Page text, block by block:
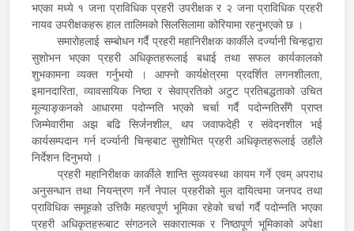
भएका मध्ये १ जना प्राविधिक प्रहरी उपरीक्षक र २ जना प्राविधिक प्रहरी
नायव उपरीक्षकहरू हाल तालिमको सिलसिलामा कोरियामा रहनुभएको छ ।
समारोहलाई सम्बोधन गर्दै प्रहरी महानिरीक्षक कार्कीले दर्ज्यानी चिन्हद्वारा
सुशोभन भएका प्रहरी अधिकृतहरूलाई बधाई तथा सफल कार्यकालको
शुभकामना व्यक्त गर्नुभयो । आफ्नो कार्यक्षेत्रमा प्रदर्शित लगनशीलता,
इमानदारिता, व्यावसायिक निष्ठा र सेवाप्रतिको अटुट प्रतिबद्धताको उचित
मूल्याङ्कनको आधारमा पदोन्नति भएको चर्चा गर्दै पदोन्नतिसँगै प्राप्त
जिम्मेवारीमा अझ बढि सिर्जनशील, थप जवाफदेही र संवेदनशील भई
कार्यसम्पदान गर्न दर्ज्यानी चिन्हबाट सुशोभित प्रहरी अधिकृतहरूलाई उहाँले
निर्देशन दिनुभयो ।
प्रहरी महानिरीक्षक कार्कीले शान्ति सुव्यवस्था कायम गर्ने एवम् अपराध
अनुसन्धान तथा नियन्त्रण गर्ने नेपाल प्रहरीको मुल दायित्वमा जनपद तथा
प्राविधिक समूहको उत्तिकै महत्वपूर्ण भूमिका रहेको चर्चा गर्दै पदोन्नति भएका
प्रहरी अधिकृतहरूबाट संगठनले सकारात्मक र निष्ठापूर्ण भूमिकाको अपेक्षा